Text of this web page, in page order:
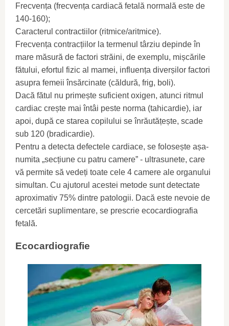
Frecvența (frecvența cardiacă fetală normală este de
140-160);
Caracterul contractiilor (ritmice/aritmice).
Frecvența contracțiilor la termenul târziu depinde în
mare măsură de factori străini, de exemplu, mișcările
fătului, efortul fizic al mamei, influența diverșilor factori
asupra femeii însărcinate (căldură, frig, boli).
Dacă fătul nu primește suficient oxigen, atunci ritmul
cardiac crește mai întâi peste norma (tahicardie), iar
apoi, după ce starea copilului se înrăutățește, scade
sub 120 (bradicardie).
Pentru a detecta defectele cardiace, se folosește așa-
numita „secțiune cu patru camere” - ultrasunete, care
vă permite să vedeți toate cele 4 camere ale organului
simultan. Cu ajutorul acestei metode sunt detectate
aproximativ 75% dintre patologii. Dacă este nevoie de
cercetări suplimentare, se prescrie ecocardiografia
fetală.
Ecocardiografie